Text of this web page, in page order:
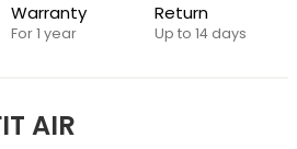
Warranty
For 1 year
Return
Up to 14 days
AIR